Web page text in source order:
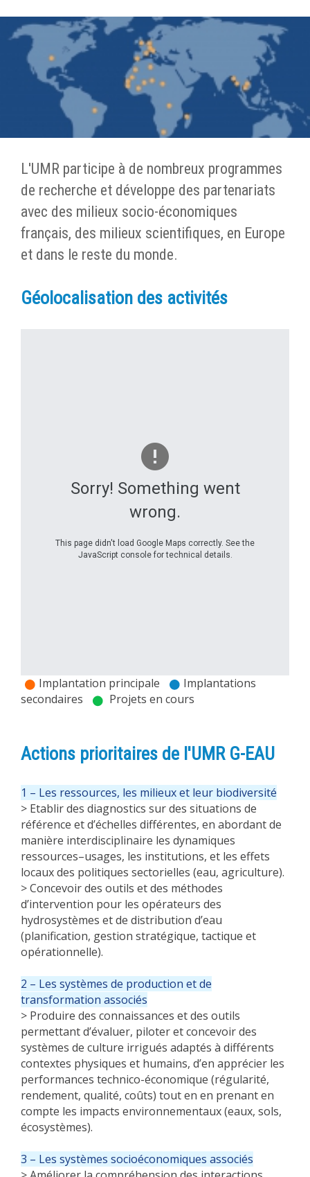
L'UMR participe à de nombreux programmes
de recherche et développe des partenariats
avec des milieux socio-économiques
français, des milieux scientifiques, en Europe
et dans le reste du monde.
Géolocalisation des activités
Sorry! Something went
wrong.
This page didn't load Google Maps correctly. See the
JavaScript console for technical details.
Implantation principale
Implantations
secondaires
Projets en cours
Actions prioritaires de l'UMR G-EAU
1 – Les ressources, les milieux et leur biodiversité
> Etablir des diagnostics sur des situations de
référence et d’échelles différentes, en abordant de
manière interdisciplinaire les dynamiques
ressources–usages, les institutions, et les effets
locaux des politiques sectorielles (eau, agriculture).
> Concevoir des outils et des méthodes
d’intervention pour les opérateurs des
hydrosystèmes et de distribution d’eau
(planification, gestion stratégique, tactique et
opérationnelle).
2 – Les systèmes de production et de
transformation associés
> Produire des connaissances et des outils
permettant d’évaluer, piloter et concevoir des
systèmes de culture irrigués adaptés à différents
contextes physiques et humains, d’en apprécier les
performances technico-économique (régularité,
rendement, qualité, coûts) tout en en prenant en
compte les impacts environnementaux (eaux, sols,
écosystèmes).
3 – Les systèmes socioéconomiques associés